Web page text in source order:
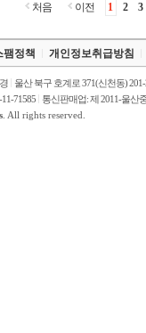
처음 이전 1 2 3
팸정책 개인정보취급방침
울산 북구 호계로 371(신천동)
71585
통신판매업: 제 2011-울산
. All rights reserved.